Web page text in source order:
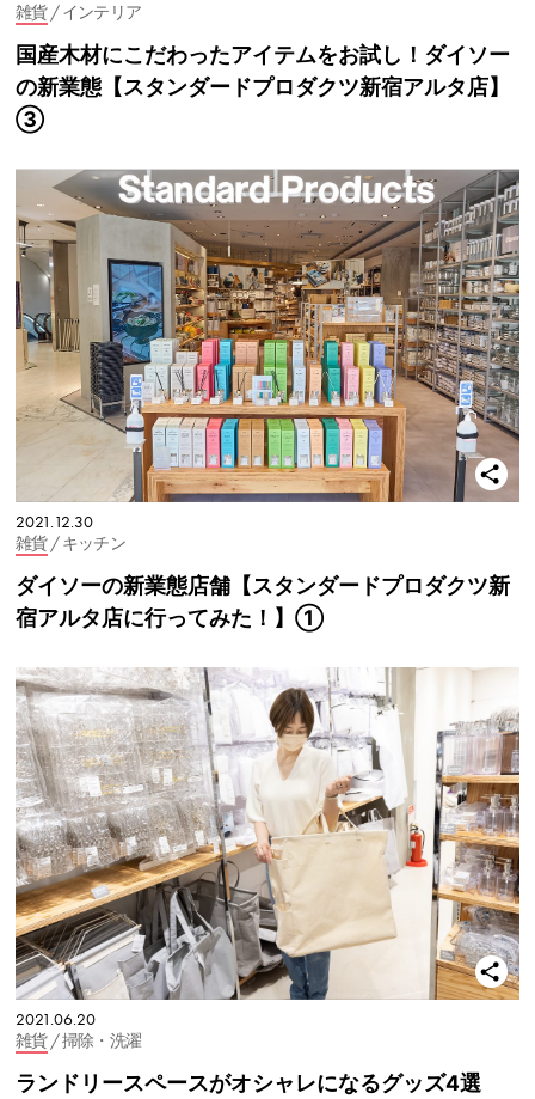
雑貨/ インテリア
国産木材にこだわったアイテムをお試し！ダイソー
の新業態【スタンダードプロダクツ新宿アルタ店】
③
2021.12.30
雑貨/ キッチン
ダイソーの新業態店舗【スタンダードプロダクツ新
宿アルタ店に行ってみた！】①
2021.06.20
雑貨/ 掃除・洗濯
ランドリースペースがオシャレになるグッズ4選